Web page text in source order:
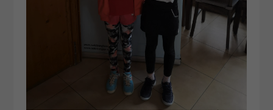
Dieser Wert speichert Ihre Consent-
Einstellungen. Unter anderem eine
zufällig generierte ID, für die
historische Speicherung Ihrer
vorgenommen Einstellungen, falls der
Webseiten-Betreiber dies eingestellt